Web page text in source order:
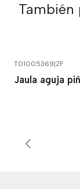
También
T01005369|ZF
Jaula aguja